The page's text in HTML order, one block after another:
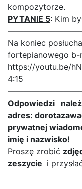
kompozytorze.
PYTANIE 5: Kim
Na koniec
fortepianowego b-
https://youtu.be/
4:15
Odpowiedzi
adres:
prywatnej
imię i nazwisko!
Proszę zrobić
zeszycie i